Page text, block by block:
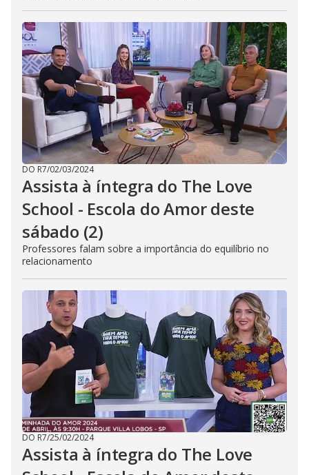
DO R7/02/03/2024
Assista à íntegra do The Love
School - Escola do Amor deste
sábado (2)
Professores falam sobre a importância do equilíbrio no
relacionamento
DO R7/25/02/2024
Assista à íntegra do The Love